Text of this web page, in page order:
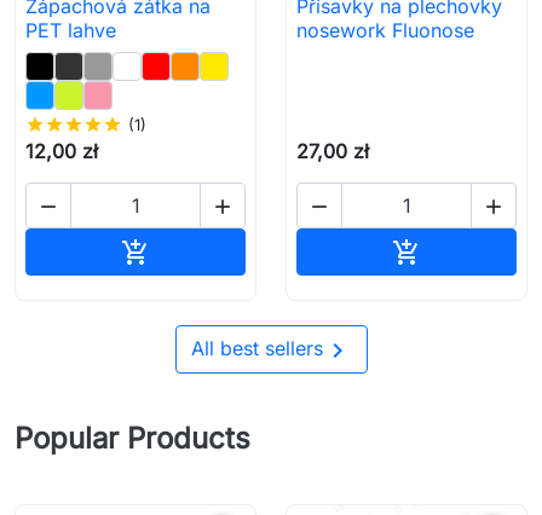
Zápachová zátka na
PET lahve
starstarstarstarstar (1)
12,00 zł
 

Přísavky na plechovky
nosework Fluonose
27,00 zł
 

All best sellers
Popular Products